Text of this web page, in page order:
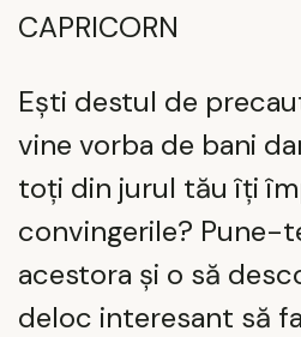
CAPRICORN
Ești destul de
vine vorba de bani
toți din jurul tău îți
convingerile? Pune-
acestora și o să
deloc interesant să